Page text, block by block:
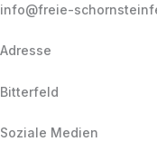
info@freie-
Adresse
Bitterfeld
Soziale Medien